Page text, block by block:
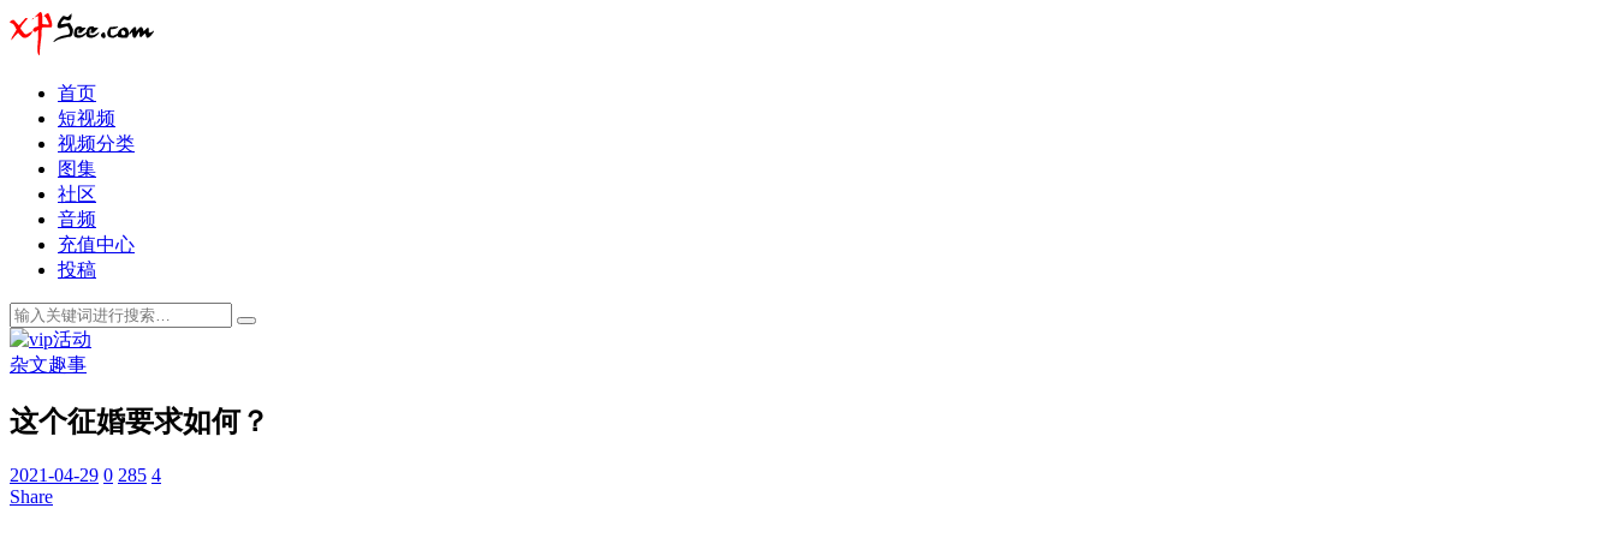
首页
短视频
视频分类
图集
社区
音频
充值中心
投稿
杂文趣事
这个征婚要求如何？
2021-04-29 0 285 4
Share